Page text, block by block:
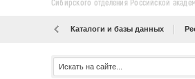
Каталоги и базы данных